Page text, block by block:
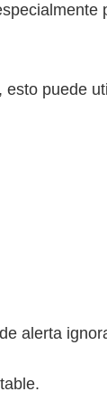
puede
alerta